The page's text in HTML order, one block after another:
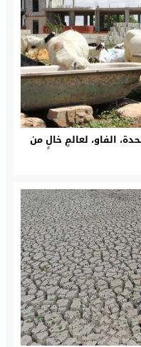
الفاو، لعالمٍ خالٍ من